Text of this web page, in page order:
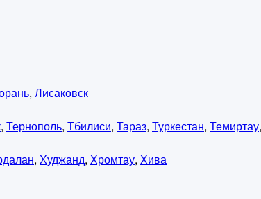
, Лисаковск
, Тернополь, Тбилиси, Тараз, Туркестан, Темиртау,
, Худжанд, Хромтау, Хива